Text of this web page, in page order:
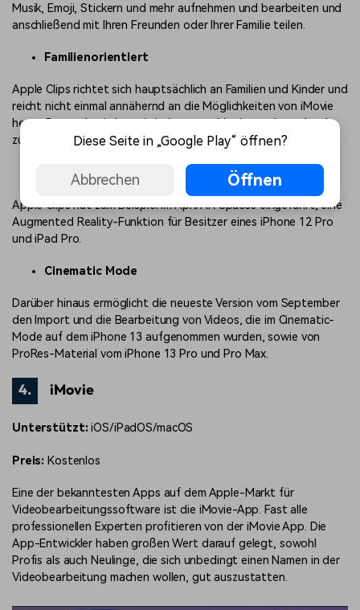
Musik, Emoji, Stickern und mehr aufnehmen und bearbeiten und
anschließend mit Ihren Freunden oder Ihrer Familie teilen.
Familienorientiert
Apple Clips richtet sich hauptsächlich an Familien und Kinder und
reicht nicht einmal annähernd an die Möglichkeiten von iMovie
heran. Dennoch wird es mit jeder neuen Version mehr und mehr
zu einem echten Videobearbeitungsprogramm.
AR Spaces
Apple Clips hat zum Beispiel im April AR Spaces eingeführt, eine
Augmented Reality-Funktion für Besitzer eines iPhone 12 Pro
und iPad Pro.
Cinematic Mode
Darüber hinaus ermöglicht die neueste Version vom September
den Import und die Bearbeitung von Videos, die im Cinematic-
Mode auf dem iPhone 13 aufgenommen wurden, sowie von
ProRes-Material vom iPhone 13 Pro und Pro Max.
4. iMovie
Unterstützt: iOS/iPadOS/macOS
Preis: Kostenlos
Eine der bekanntesten Apps auf dem Apple-Markt für
Videobearbeitungssoftware ist die iMovie-App. Fast alle
professionellen Experten profitieren von der iMovie App. Die
App-Entwickler haben großen Wert darauf gelegt, sowohl
Profis als auch Neulinge, die sich unbedingt einen Namen in der
Videobearbeitung machen wollen, gut auszustatten.
Diese Seite in „Google Play“ öffnen?
Abbrechen Öffnen